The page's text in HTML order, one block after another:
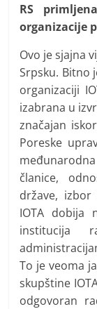
RS
organizacije
Ovo je sjajna
Srpsku. Bitno
organizaciji
izabrana u
značajan
Poreske
članice,
države, izbor
IOTA dobija
institucija
To je veoma
skupštine
odgovoran